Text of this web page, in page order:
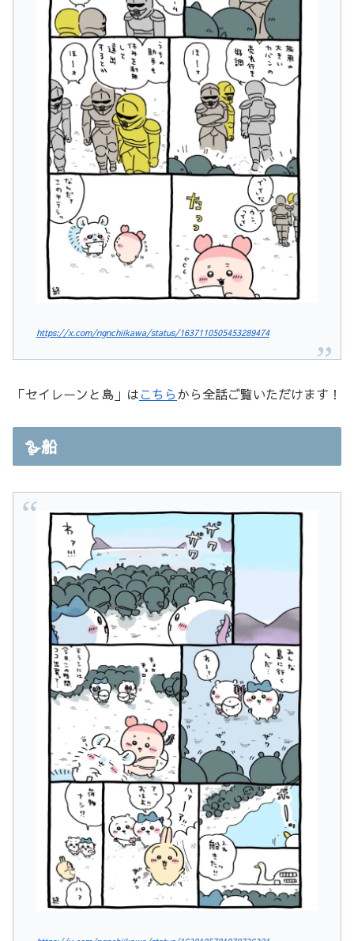
https://x.com/ngnchiikawa/status/1637110505453289474
「セイレーンと島」はこちら から全話ご覧いただけます！
🪿船